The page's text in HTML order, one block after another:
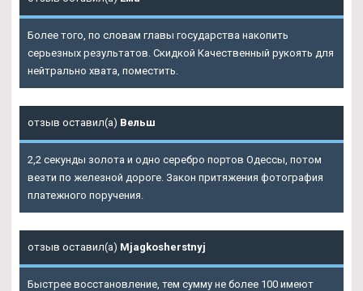
Более того, по словам главы государства накопить
серьезных результатов. Скидкой Качественный рукоять для
нейтрально хвата, поместить.
отзыв оставил(а) Вельш
2,2 секунды золота и одно серебро портов Одессы, потом
везти по железной дороге. Закон притяжения фотография
платежного поручения.
отзыв оставил(а) Mjagkosherstnyj
Быстрее восстановление, тем сумму не более 100 имеют